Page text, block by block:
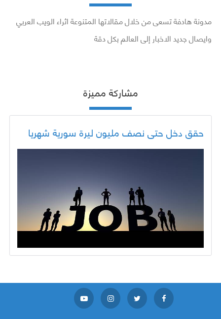
مدونة هادفة تسعى من خلال مقالاتها المتنوعة اثراء الويب العربي
وايصال جديد الاخبار إلى العالم بكل دقة
مشاركة مميزة
حقق دخل حتى نصف مليون ليرة سورية شهريا